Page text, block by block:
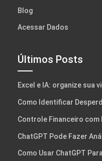
Blog
Acessar Dados
Últimos Posts
Excel e IA: organize sua
Como Identificar
Controle Financeiro com
ChatGPT Pode Fazer
Como Usar ChatGPT